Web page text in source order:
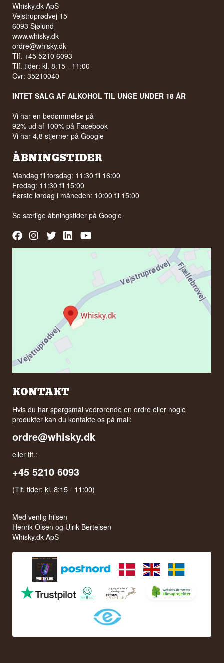
Whisky.dk ApS
Vejstruprødvej 15
6093 Sjølund
www.whisky.dk
ordre@whisky.dk
Tlf. +45 5210 6093
Tlf. tider: kl. 8:15 - 11:00
Cvr: 35210040
INTET SALG AF ALKOHOL TIL UNGE UNDER 18 ÅR
Vi har en bedømmelse på
92% ud af 100% på Facebook
Vi har 4,8 stjerner på Google
ÅBNINGSTIDER
Mandag til torsdag: 11:30 til 16:00
Fredag: 11:30 til 15:00
Første lørdag i måneden: 10:00 til 15:00
Se særlige åbningstider påGoogle
KONTAKT
Hvis du har spørgsmål vedrørende en ordre eller nogle
produkter kan du kontakte os på mail:
ordre@whisky.dk
eller tlf.:
+45 5210 6093
(Tlf. tider: kl. 8:15 - 11:00)
Med venlig hilsen
Henrik Olsen og Ulrik Bertelsen
Whisky.dk ApS